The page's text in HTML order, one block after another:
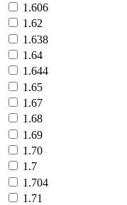
1.606
1.62
1.638
1.64
1.644
1.65
1.67
1.68
1.69
1.70
1.7
1.704
1.71